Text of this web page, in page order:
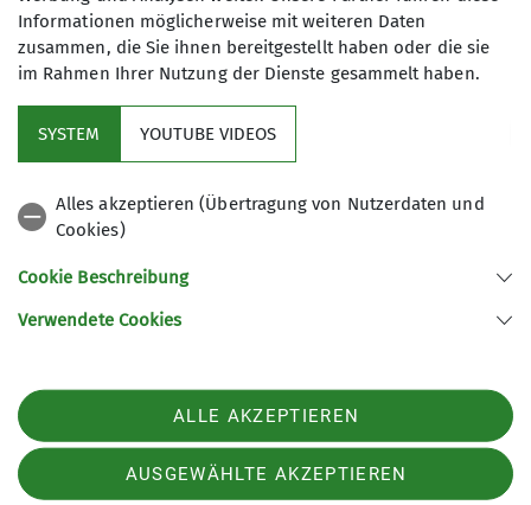
78628 Rottweil
Telefon +4974129026611
Informationen möglicherweise mit weiteren Daten
zusammen, die Sie ihnen bereitgestellt haben oder die sie
im Rahmen Ihrer Nutzung der Dienste gesammelt haben.
SYSTEM YOUTUBE VIDEOS
Alles akzeptieren (Übertragung von Nutzerdaten und
Cookies)
Cookie Beschreibung
Verwendete Cookies
ALLE AKZEPTIEREN
AUSGEWÄHLTE AKZEPTIEREN